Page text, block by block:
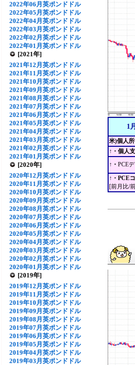
2022年06月英ポンドドル
2022年05月英ポンドドル
2022年04月英ポンドドル
2022年03月英ポンドドル
2022年02月英ポンドドル
2022年01月英ポンドドル
[2021年]
2021年12月英ポンドドル
2021年11月英ポンドドル
2021年10月英ポンドドル
2021年09月英ポンドドル
2021年08月英ポンドドル
2021年07月英ポンドドル
2021年06月英ポンドドル
2021年05月英ポンドドル
2021年04月英ポンドドル
2021年03月英ポンドドル
2021年02月英ポンドドル
2021年01月英ポンドドル
[2020年]
2020年12月英ポンドドル
2020年11月英ポンドドル
2020年10月英ポンドドル
2020年09月英ポンドドル
2020年08月英ポンドドル
2020年07月英ポンドドル
2020年06月英ポンドドル
2020年05月英ポンドドル
2020年04月英ポンドドル
2020年03月英ポンドドル
2020年02月英ポンドドル
2020年01月英ポンドドル
[2019年]
2019年12月英ポンドドル
2019年11月英ポンドドル
2019年10月英ポンドドル
2019年09月英ポンドドル
2019年08月英ポンドドル
2019年07月英ポンドドル
2019年06月英ポンドドル
2019年05月英ポンドドル
2019年04月英ポンドドル
2019年03月英ポンドドル
1
米)個人
↑・個人
↑・ PCE
↑・PCE
[前月比/